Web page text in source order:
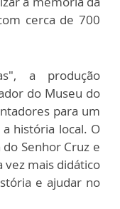
cerca de 700
a produção
do Museu do
para um
história local. O
Senhor Cruz e
vez mais didático
e ajudar no